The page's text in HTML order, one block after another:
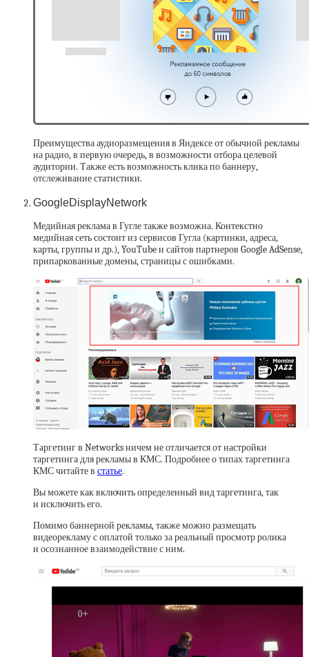
Преимущества аудиоразмещения в Яндексе от обычной рекламы
на радио, в первую очередь, в возможности отбора целевой
аудитории. Также есть возможность клика по баннеру,
отслеживание статистики.
GoogleDisplayNetwork
Медийная реклама в Гугле также возможна. Контекстно
медийная сеть состоит из сервисов Гугла (картинки, адреса,
карты, группы и др.), YouTube и сайтов партнеров Google AdSense,
припаркованные домены, страницы с ошибками.
Таргетинг в Networks ничем не отличается от настройки
таргетинга для рекламы в КМС. Подробнее о типах таргетинга
КМС читайте в статье.
Вы можете как включить определенный вид таргетинга, так
и исключить его.
Помимо баннерной рекламы, также можно размещать
видеорекламу с оплатой только за реальный просмотр ролика
и осознанное взаимодействие с ним.